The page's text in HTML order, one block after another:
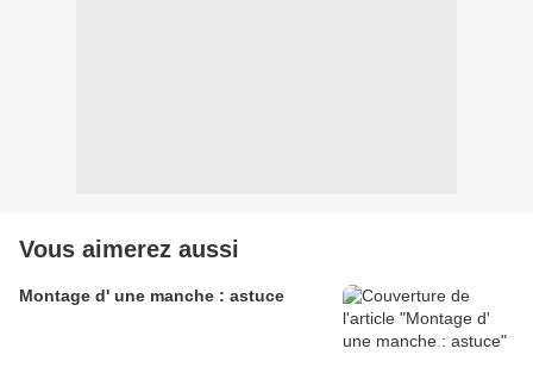
Vous aimerez aussi
Montage d' une manche : astuce